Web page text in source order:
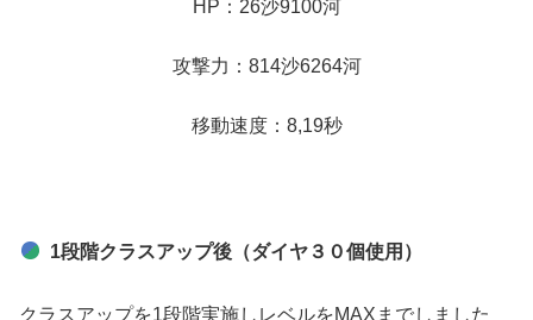
HP：26沙9100河
攻撃力：814沙6264河
移動速度：8,19秒
1段階クラスアップ後（ダイヤ３０個使用）
クラスアップを1段階実施しレベルをMAXまでしました